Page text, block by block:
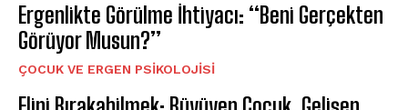
Ergenlikte Görülme İhtiyacı: ‘‘Beni Gerçekten
Görüyor Musun?’’
ÇOCUK VE ERGEN PSIKOLOJISI